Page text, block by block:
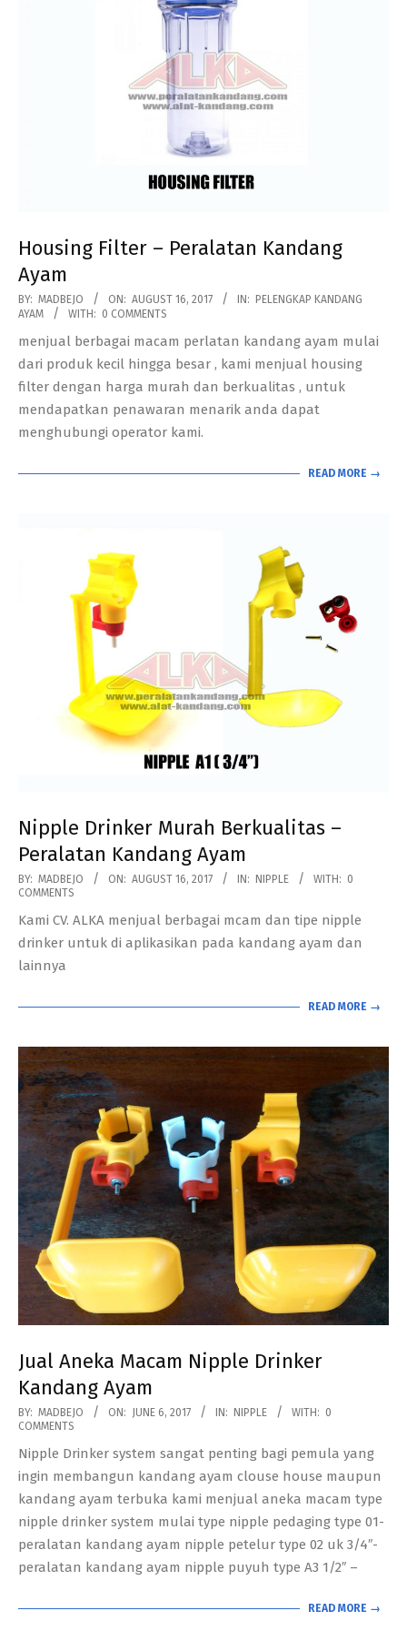
Housing Filter – Peralatan Kandang
Ayam
2017-
08-
16
BY: MADBEJO ON: AUGUST 16, 2017 IN:
PELENGKAP KANDANG
AYAM
WITH: 0 COMMENTS
menjual berbagai macam perlatan kandang ayam mulai
dari produk kecil hingga besar , kami menjual housing
filter dengan harga murah dan berkualitas , untuk
mendapatkan penawaran menarik anda dapat
menghubungi operator kami.
READ MORE →
Nipple Drinker Murah Berkualitas –
Peralatan Kandang Ayam
2017-
08-
16
BY: MADBEJO ON: AUGUST 16, 2017 IN: NIPPLE WITH: 0
COMMENTS
Kami CV. ALKA menjual berbagai mcam dan tipe nipple
drinker untuk di aplikasikan pada kandang ayam dan
lainnya
READ MORE →
Jual Aneka Macam Nipple Drinker
Kandang Ayam
2017-
06-
06
BY: MADBEJO ON: JUNE 6, 2017 IN: NIPPLE WITH: 0
COMMENTS
Nipple Drinker system sangat penting bagi pemula yang
ingin membangun kandang ayam clouse house maupun
kandang ayam terbuka kami menjual aneka macam type
nipple drinker system mulai type nipple pedaging type 01-
peralatan kandang ayam nipple petelur type 02 uk 3/4″-
peralatan kandang ayam nipple puyuh type A3 1/2″ –
READ MORE →